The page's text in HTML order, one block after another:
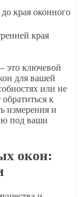
края оконного
края
это ключевой
для вашей
или не
к
измерения и
под ваши
окон: